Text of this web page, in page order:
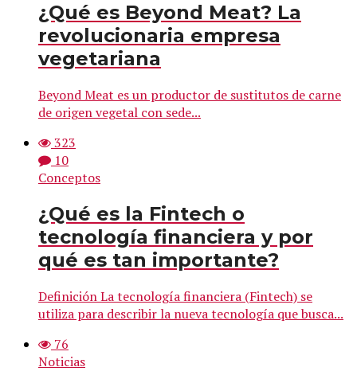
¿Qué es Beyond Meat? La
revolucionaria empresa
vegetariana
Beyond Meat es un productor de sustitutos de carne
de origen vegetal con sede...
323
10
Conceptos
¿Qué es la Fintech o
tecnología financiera y por
qué es tan importante?
Definición La tecnología financiera (Fintech) se
utiliza para describir la nueva tecnología que busca...
76
Noticias